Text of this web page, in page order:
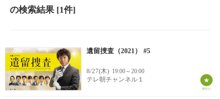
の検索結果[1件]
遺留捜査（2021） #5
8/27(木) 19:00～20:00
テレ朝チャンネル１